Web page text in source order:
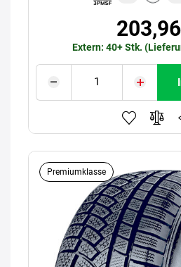
Extern: 40+ Stk.
Premiumklasse